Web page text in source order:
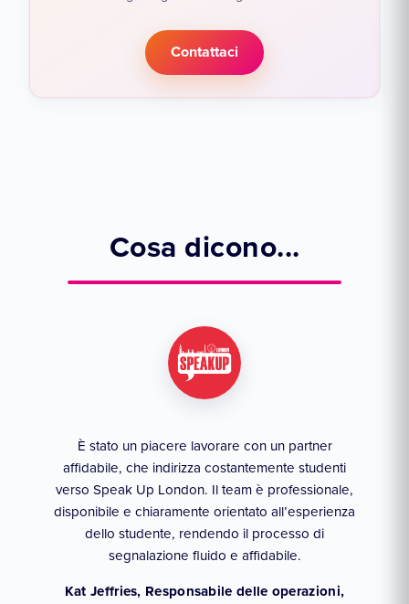
Contattaci
Cosa dicono...
È stato un piacere lavorare con un partner
affidabile, che indirizza costantemente studenti
verso Speak Up London. Il team è professionale,
disponibile e chiaramente orientato all’esperienza
dello studente, rendendo il processo di
segnalazione fluido e affidabile.
Kat Jeffries, Responsabile delle operazioni,